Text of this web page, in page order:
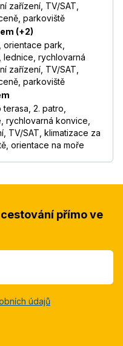
zařízení, TV/SAT,
parkoviště
(+2)
park,
lednice, rychlovarná
zařízení, TV/SAT,
parkoviště
2. patro,
rychlovarná konvice,
TV/SAT, klimatizace za
orientace na moře
přímo ve
údajů